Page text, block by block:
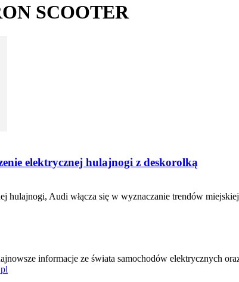
SCOOTER
elektrycznej hulajnogi z deskorolką
hulajnogi, Audi włącza się w wyznaczanie trendów
informacje ze świata samochodów elektrycznych